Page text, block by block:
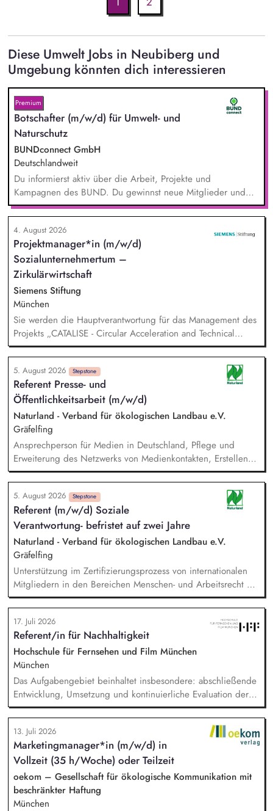
Diese Umwelt Jobs in Neubiberg und
Umgebung könnten dich interessieren
Premium
Botschafter (m/w/d) für Umwelt- und
Naturschutz
BUNDconnect GmbH
Deutschlandweit
Du informierst aktiv über die Arbeit, Projekte und
Kampagnen des BUND. Du gewinnst neue Mitglieder und
stärkst damit langfristig den Umwelt- und Naturschutz. Du
beantwortest Fragen zu Umwelt-, Arten- und Klimaschutz nach
bestem Wissen und Gewissen. Du unterstützt Kampagnen
und Aktionen, beispielsweise durch das Sammeln von
Unterschriften für Petitionen.
4. August 2026
Projektmanager*in (m/w/d)
Sozialunternehmertum –
Zirkulärwirtschaft
Siemens Stiftung
München
Sie werden die Hauptverantwortung für das Management des
Projekts „CATALISE - Circular Acceleration and Technical
Assistance for Local Innovation and Sustainable Enterprises
5. August 2026 Stepstone
Referent Presse- und
Öffentlichkeitsarbeit (m/w/d)
Naturland - Verband für ökologischen Landbau e.V.
Gräfelfing
Ansprechperson für Medien in Deutschland, Pflege und
Erweiterung des Netzwerks von Medienkontakten, Erstellen
von Pressemitteilungen, Statements, etc., Verfassen von
Artikeln und Posts für verschiedene interne wie externe
Verbandsmedien, Strategische Kommunikationsplanung in
Zusammenarbeit mit der Leitung Kommunikation & Presse,
Enge Zusammenarbeit mit der Fachabteilung Politik zur
Entwicklung und Formulierung klarer politischer Botschaften,
Medienmonitoring und Ableitung entsprechender
Kommunikationsmaßnahmen, Aktive Mitarbeit im Team
Krisenkommunikation
5. August 2026 Stepstone
Referent (m/w/d) Soziale
Verantwortung- befristet auf zwei Jahre
Naturland - Verband für ökologischen Landbau e.V.
Gräfelfing
Unterstützung im Zertifizierungsprozess von internationalen
Mitgliedern in den Bereichen Menschen- und Arbeitsrecht mit
Schwerpunkt auf Spanien, Lateinamerika und Indien. Analyse
und Überprüfung von Audit-Berichten und
zertifizierungsrelevanten Unterlagen, wie Lohnberechnungen,
Arbeitszeiterfassungen und Tarifverträgen. Durchführung von
Qualitätssicherungsbesuchen in Spanien und weltweit.
Weiterentwicklung der Naturland Richtlinien Soziale
Verantwortung sowie des Kontroll- und Zertifizierungssystems.
Durchführung regionalspezifischer Schulungen für externe
Kontrollstellen sowie Webinaren und Workshops zu
Sozialstandards, Menschen- und Arbeitsrechten.
17. Juli 2026
Referent/in für Nachhaltigkeit
Hochschule für Fernsehen und Film München
München
Das Aufgabengebiet beinhaltet insbesondere: abschließende
Entwicklung, Umsetzung und kontinuierliche Evaluation der
HFF-eigenen Nachhaltigkeitsstrategie, Begleitung,
Koordination und Umsetzung konkreter Projekte und
Maßnahmen der Nachhaltigkeitsstrategie, Erstellung und
Koordination der THG-Bilanzierung sowie Entwicklung und
Implementierung von Treibhausgas-Reduktionspfaden.
Außerdem Anpassung und Implementierung eines auf
studentische Produktionen angepassten Green Producing.
13. Juli 2026
Marketingmanager*in (m/w/d) in
Vollzeit (35 h/Woche) oder Teilzeit
oekom – Gesellschaft für ökologische Kommunikation mit
beschränkter Haftung
München